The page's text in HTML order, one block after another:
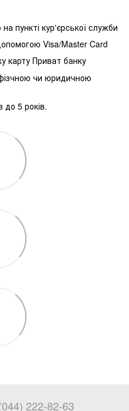
пункті кур'єрської служби
Visa/Master Card
карту Приват банку
чи юридичною
до 5 років.
222-82-63